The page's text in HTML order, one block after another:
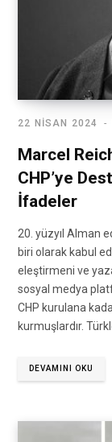
22 NISAN 2024
Marcel
CHP’ye
İfadeler
20. yüzyıl Alman
biri olarak kabul
eleştirmeni ve
sosyal medya
CHP kurulana
kurmuşlardır.
DEVAMINI OKU